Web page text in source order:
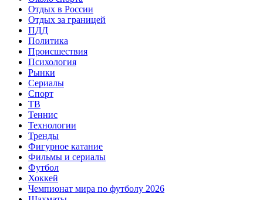
Отдых в России
Отдых за границей
ПДД
Политика
Происшествия
Психология
Рынки
Сериалы
Спорт
ТВ
Теннис
Технологии
Тренды
Фигурное катание
Фильмы и сериалы
Футбол
Хоккей
Чемпионат мира по футболу 2026